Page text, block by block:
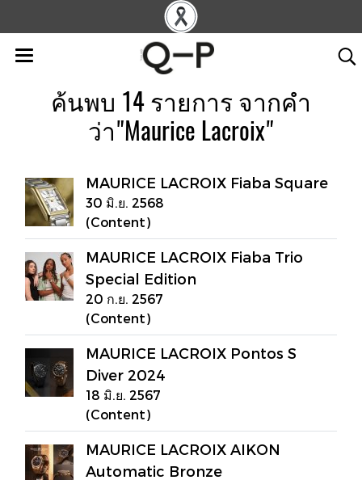
ค้นพบ 14 รายการ จากคำ
ว่า"Maurice Lacroix"
MAURICE LACROIX Fiaba Square
30 มิ.ย. 2568
(Content)
MAURICE LACROIX Fiaba Trio
Special Edition
20 ก.ย. 2567
(Content)
MAURICE LACROIX Pontos S
Diver 2024
18 มิ.ย. 2567
(Content)
MAURICE LACROIX AIKON
Automatic Bronze